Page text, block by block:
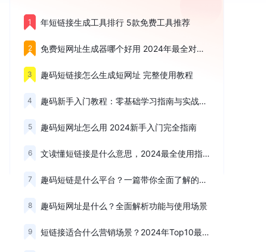
1 年短链接生成工具排行 5款免费工具推荐
2 免费短网址生成器哪个好用 2024年最全对比测评
3 趣码短链接怎么生成短网址 完整使用教程
4 趣码新手入门教程：零基础学习指南与实战技巧
5 趣码短网址怎么用 2024新手入门完全指南
6 文读懂短链接是什么意思，2024最全使用指南
7 趣码短链是什么平台？一篇带你全面了解的深度测评
8 趣码短网址是什么？全面解析功能与使用场景
9 短链接适合什么营销场景？2024年Top10最佳应用推荐